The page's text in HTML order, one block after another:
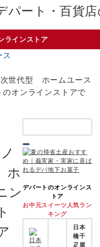
パート・百貨
ラインストア
ス
世代型 ホームユース
オンラインストアで
ホ
ン
索：
デパートのオンラインス
トア
お中元スイーツ人気ラン
キング
日本
橋千
疋屋